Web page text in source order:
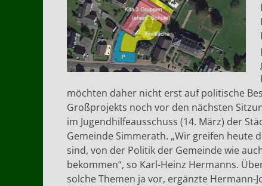
möchten daher nicht erst auf politische
Großprojekts noch vor den nächsten
im Jugendhilfeausschuss (14. März) der
Gemeinde Simmerath. „Wir greifen heute
sind, von der Politik der Gemeinde wie
bekommen“, so Karl-Heinz Hermanns.
solche Themen ja vor, ergänzte